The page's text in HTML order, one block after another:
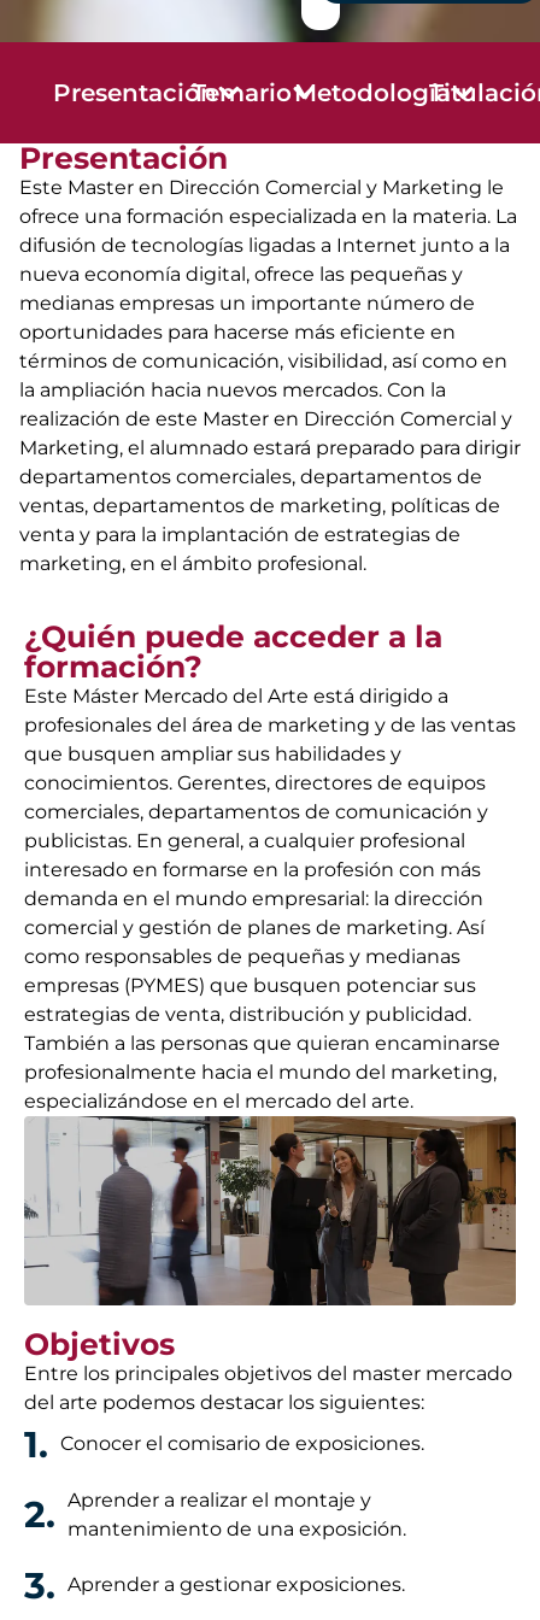
PresentaciónTemarioMetodología
Presentación
Este Master en Dirección Comercial y Marketing le
ofrece una formación especializada en la materia. La
difusión de tecnologías ligadas a Internet junto a la
nueva economía digital, ofrece las pequeñas y
medianas empresas un importante número de
oportunidades para hacerse más eficiente en
términos de comunicación, visibilidad, así como en
la ampliación hacia nuevos mercados. Con la
realización de este Master en Dirección Comercial y
Marketing, el alumnado estará preparado para dirigir
departamentos comerciales, departamentos de
ventas, departamentos de marketing, políticas de
venta y para la implantación de estrategias de
marketing, en el ámbito profesional.
¿Quién puede acceder a la
formación?
Este Máster Mercado del Arte está dirigido a
profesionales del área de marketing y de las ventas
que busquen ampliar sus habilidades y
conocimientos. Gerentes, directores de equipos
comerciales, departamentos de comunicación y
publicistas. En general, a cualquier profesional
interesado en formarse en la profesión con más
demanda en el mundo empresarial: la dirección
comercial y gestión de planes de marketing. Así
como responsables de pequeñas y medianas
empresas (PYMES) que busquen potenciar sus
estrategias de venta, distribución y publicidad.
También a las personas que quieran encaminarse
profesionalmente hacia el mundo del marketing,
especializándose en el mercado del arte.
Objetivos
Entre los principales objetivos del master mercado
del arte podemos destacar los siguientes:
1. Conocer el comisario de exposiciones.
2. Aprender a realizar el montaje y
mantenimiento de una exposición.
3. Aprender a gestionar exposiciones.